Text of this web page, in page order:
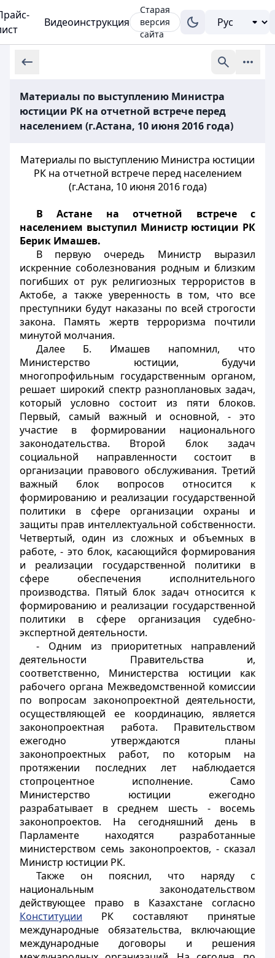
Видеоинструкция
Старая
версия
сайта
Материалы по выступлению Министра
юстиции РК на отчетной встрече перед
населением (г.Астана, 10 июня 2016 года)
Материалы по выступлению Министра юстиции
РК на отчетной встрече перед населением
(г.Астана, 10 июня 2016 года)
В Астане на отчетной встрече с
населением выступил Министр юстиции РК
Берик Имашев.
В первую очередь Министр выразил
искренние соболезнования родным и близким
погибших от рук религиозных террористов в
Актобе, а также уверенность в том, что все
преступники будут наказаны по всей строгости
закона. Память жертв терроризма почтили
минутой молчания.
Далее Б. Имашев напомнил, что
Министерство юстиции, будучи
многопрофильным государственным органом,
решает широкий спектр разноплановых задач,
который условно состоит из пяти блоков.
Первый, самый важный и основной, - это
участие в формировании национального
законодательства. Второй блок задач
социальной направленности состоит в
организации правового обслуживания. Третий
важный блок вопросов относится к
формированию и реализации государственной
политики в сфере организации охраны и
защиты прав интеллектуальной собственности.
Четвертый, один из сложных и объемных в
работе, - это блок, касающийся формирования
и реализации государственной политики в
сфере обеспечения исполнительного
производства. Пятый блок задач относится к
формированию и реализации государственной
политики в сфере организация судебно-
экспертной деятельности.
- Одним из приоритетных направлений
деятельности Правительства и,
соответственно, Министерства юстиции как
рабочего органа Межведомственной комиссии
по вопросам законопроектной деятельности,
осуществляющей ее координацию, является
законопроектная работа. Правительством
ежегодно утверждаются планы
законопроектных работ, по которым на
протяжении последних лет наблюдается
стопроцентное исполнение. Само
Министерство юстиции ежегодно
разрабатывает в среднем шесть - восемь
законопроектов. На сегодняшний день в
Парламенте находятся разработанные
министерством семь законопроектов, - сказал
Министр юстиции РК.
Также он пояснил, что наряду с
национальным законодательством
действующее право в Казахстане согласно
Конституции РК составляют принятые
международные обязательства, включающие
международные договоры и решения